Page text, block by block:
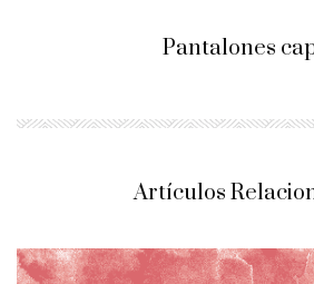
Pantalones
Artículos